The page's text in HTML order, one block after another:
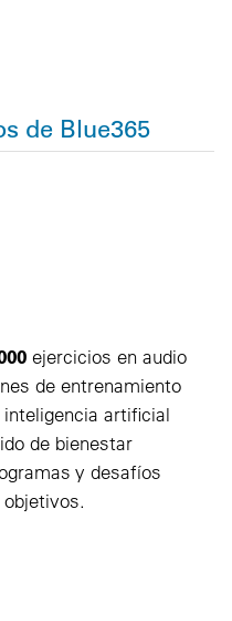
de Blue365
ejercicios en audio
de entrenamiento
inteligencia artificial
de bienestar
y desafíos